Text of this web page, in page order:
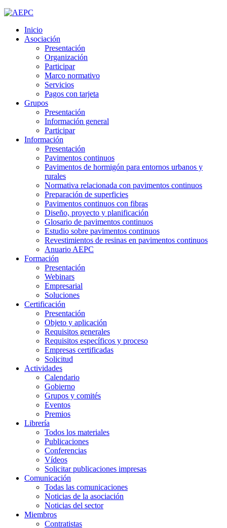
Inicio
Asociación
Presentación
Organización
Participar
Marco normativo
Servicios
Pagos con tarjeta
Grupos
Presentación
Información general
Participar
Información
Presentación
Pavimentos continuos
Pavimentos de hormigón para entornos urbanos y
rurales
Normativa relacionada con pavimentos continuos
Preparación de superficies
Pavimentos continuos con fibras
Diseño, proyecto y planificación
Glosario de pavimentos continuos
Estudio sobre pavimentos continuos
Revestimientos de resinas en pavimentos continuos
Anuario AEPC
Formación
Presentación
Webinars
Empresarial
Soluciones
Certificación
Presentación
Objeto y aplicación
Requisitos generales
Requisitos específicos y proceso
Empresas certificadas
Solicitud
Actividades
Calendario
Gobierno
Grupos y comités
Eventos
Premios
Librería
Todos los materiales
Publicaciones
Conferencias
Vídeos
Solicitar publicaciones impresas
Comunicación
Todas las comunicaciones
Noticias de la asociación
Noticias del sector
Miembros
Contratistas